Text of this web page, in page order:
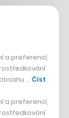
a preferencí,
… Číst
a preferencí,